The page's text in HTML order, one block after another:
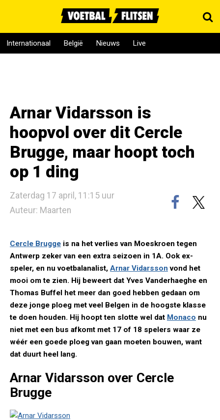
Internationaal België Nieuws Live
Arnar Vidarsson is
hoopvol over dit Cercle
Brugge, maar hoopt toch
op 1 ding
Zaterdag 17 april, 11:15 uur
Auteur: Maarten
Cercle Brugge is na het verlies van Moeskroen tegen
Antwerp zeker van een extra seizoen in 1A. Ook ex-
speler, en nu voetbalanalist, Arnar Vidarsson vond het
mooi om te zien. Hij beweert dat Yves Vanderhaeghe en
Thomas Buffel het meer dan goed hebben gedaan om
deze jonge ploeg met veel Belgen in de hoogste klasse
te doen houden. Hij hoopt ten slotte wel dat Monaco nu
niet met een bus afkomt met 17 of 18 spelers waar ze
wéér een goede ploeg van gaan moeten bouwen, want
dat duurt heel lang.
Arnar Vidarsson over Cercle
Brugge